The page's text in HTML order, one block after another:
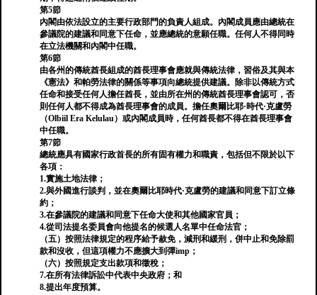
第5節
內閣由依法設立的主要行政部門的負責人組成。內閣成員應由總統在
參議院的建議和同意下任命，並應總統的意願任職。任何人不得同時
在立法機關和內閣中任職。
第6節
由各州的傳統酋長組成的酋長理事會應就與傳統法律，習俗及其與本
《憲法》和帕勞法律的關係等事項向總統提供建議。除非以傳統方式
任命和接受任何人擔任酋長，並由所在州的傳統酋長理事會認可，否
則任何人都不得成為酋長理事會的成員。擔任奧爾比耶·時代·克盧勞
（Olbiil Era Kelulau）或內閣成員時，任何酋長都不得在酋長理事會
中任職。
第7節
總統應具有國家行政首長的所有固有權力和職責，包括但不限於以下
各項：
1.實施土地法律；
2.與外國進行談判，並在奧爾比耶時代·克盧勞的建議和同意下訂立條
約；
3.在參議院的建議和同意下任命大使和其他國家官員；
4.從司法提名委員會向他提名的候選人名單中任命法官；
（五）按照法律規定的程序給予赦免，減刑和緩刑，併中止和免除罰
款和沒收，但這項權力不應擴大到彈imp；
（六）按照規定支出款項和徵稅；
7.在所有法律訴訟中代表中央政府；和
8.提出年度預算。